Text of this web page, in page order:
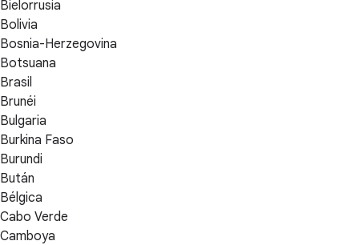
Bielorrusia
Bolivia
Bosnia-Herzegovina
Botsuana
Brasil
Brunéi
Bulgaria
Burkina Faso
Burundi
Bután
Bélgica
Cabo Verde
Camboya